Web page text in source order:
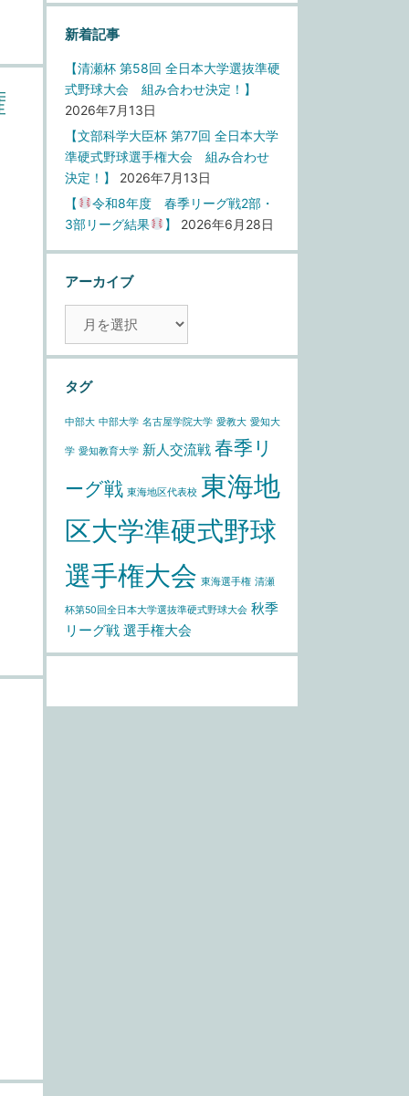
新着記事
【清瀬杯 第58回 全日本大学選抜準硬
式野球大会 組み合わせ決定！】
2026年7月13日
【文部科学大臣杯 第77回 全日本大学
準硬式野球選手権大会 組み合わせ
決定！】
2026年7月13日
【
令和8年度 春季リーグ戦2部・
3部リーグ結果
】 2026年6月28日
アーカイブ
カ
イ
ブ
タグ
中部大 中部大学 名古屋学院大学 愛教大 愛知大
学 愛知教育大学 新人交流戦 春季リ
ーグ戦 東海地区代表校 東海地
区大学準硬式野球
選手権大会 東海選手権 清瀬
杯第50回全日本大学選抜準硬式野球大会 秋季
リーグ戦 選手権大会